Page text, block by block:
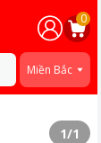
0
Miền Bắc
1/1